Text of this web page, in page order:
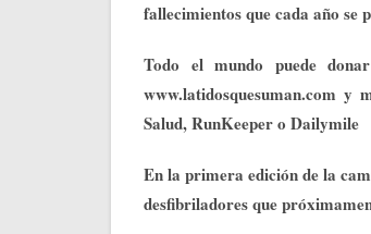
fallecimientos que cada año se
Todo el mundo puede
www.latidosquesuman.com y
Salud, RunKeeper o Dailymile
En la primera edición de la
desfibriladores que